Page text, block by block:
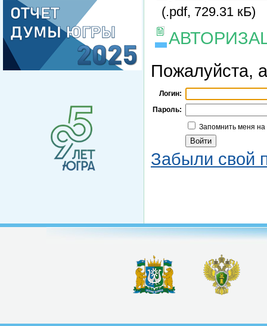
(.pdf, 729.31 кБ)
Пожалуйста,
Логин:
Пароль:
Запомнить меня
Забыли свой